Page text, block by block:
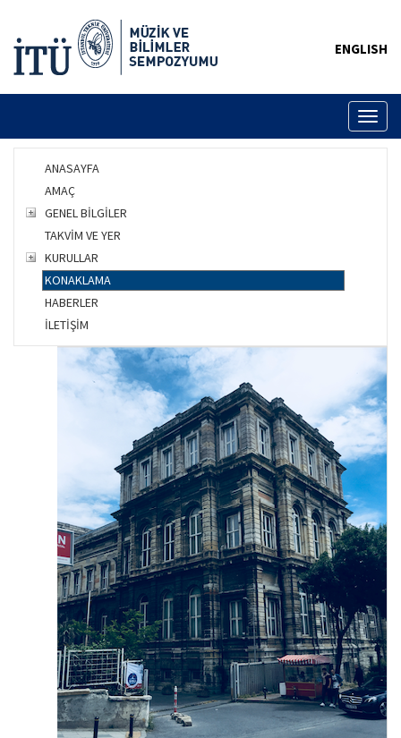
ENGLISH
ANASAYFA
AMAÇ
GENEL BİLGİLER
TAKVİM VE YER
KURULLAR
KONAKLAMA
HABERLER
İLETİŞİM